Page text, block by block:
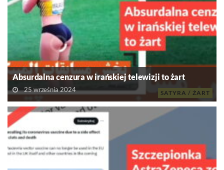
SATYRA / ŻART
Absurdalna cenzura w irańskiej telewizji to żart
25 września 2024